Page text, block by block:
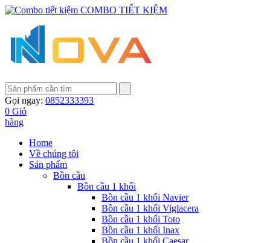
COMBO TIẾT KIỆM
Gọi ngay: 0852333393
0 Giỏ
hàng
Home
Về chúng tôi
Sản phẩm
Bồn cầu
Bồn cầu 1 khối
Bồn cầu 1 khối Navier
Bồn cầu 1 khối Viglacera
Bồn cầu 1 khối Toto
Bồn cầu 1 khối Inax
Bồn cầu 1 khối Caesar